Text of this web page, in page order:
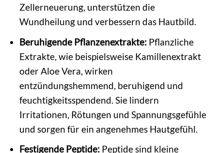
Zellerneuerung, unterstützen die
Wundheilung und verbessern das Hautbild.
Beruhigende Pflanzenextrakte:Pflanzliche
Extrakte, wie beispielsweise Kamillenextrakt
oder Aloe Vera, wirken
entzündungshemmend, beruhigend und
feuchtigkeitsspendend. Sie lindern
Irritationen, Rötungen und Spannungsgefühle
und sorgen für ein angenehmes Hautgefühl.
Festigende Peptide:Peptide sind kleine